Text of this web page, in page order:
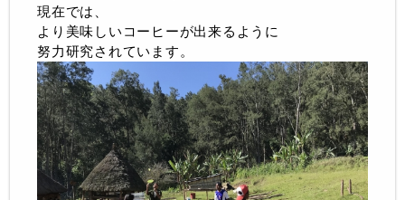
現在では、
より美味しいコーヒーが出来るように
努力研究されています。